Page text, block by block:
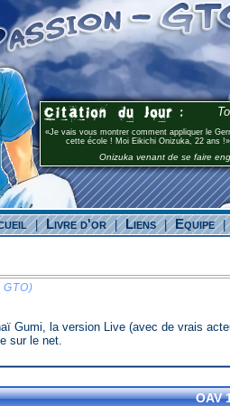
Je vais vous montrer comment appliquer le
cette école ! Moi Eikichi Onizuka, 22 ans !
Onizuka venant de se faire
| Livre d'or | Liens | Equipe |
GTO)
Gumi, la version Live (avec de vrais
sur le net.
OAV